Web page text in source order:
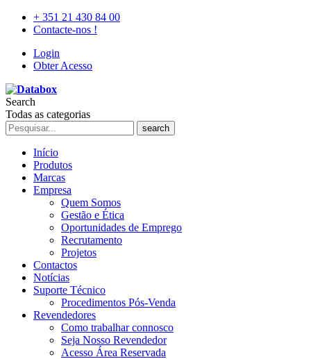
+ 351 21 430 84 00
Contacte-nos !
Login
Obter Acesso
Search
Todas as categorias
search
Início
Produtos
Marcas
Empresa
Quem Somos
Gestão e Ética
Oportunidades de Emprego
Recrutamento
Projetos
Contactos
Notícias
Suporte Técnico
Procedimentos Pós-Venda
Revendedores
Como trabalhar connosco
Seja Nosso Revendedor
Acesso Área Reservada